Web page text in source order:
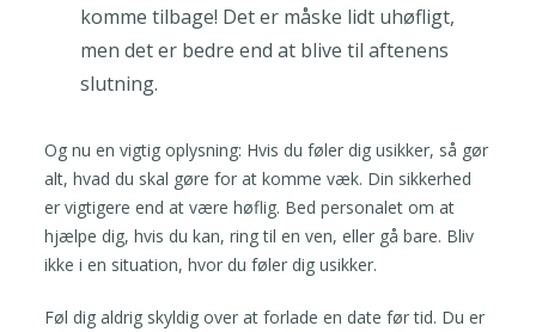
komme tilbage! Det er måske lidt uhøfligt,
men det er bedre end at blive til aftenens
slutning.
Og nu en vigtig oplysning: Hvis du føler dig usikker, så gør
alt, hvad du skal gøre for at komme væk. Din sikkerhed
er vigtigere end at være høflig. Bed personalet om at
hjælpe dig, hvis du kan, ring til en ven, eller gå bare. Bliv
ikke i en situation, hvor du føler dig usikker.
Føl dig aldrig skyldig over at forlade en date før tid. Du er